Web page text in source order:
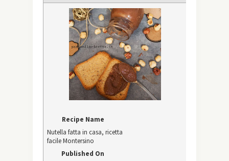
Recipe Name
Nutella fatta in casa, ricetta
facile Montersino
Published On